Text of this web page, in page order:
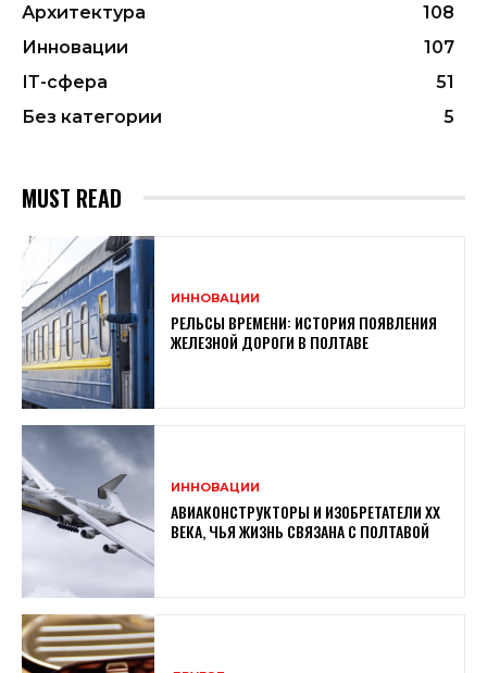
Архитектура
108
Инновации
107
ІТ-сфера
51
Без категории
5
MUST READ
ИННОВАЦИИ
РЕЛЬСЫ ВРЕМЕНИ: ИСТОРИЯ ПОЯВЛЕНИЯ
ЖЕЛЕЗНОЙ ДОРОГИ В ПОЛТАВЕ
ИННОВАЦИИ
АВИАКОНСТРУКТОРЫ И ИЗОБРЕТАТЕЛИ XX
ВЕКА, ЧЬЯ ЖИЗНЬ СВЯЗАНА С ПОЛТАВОЙ